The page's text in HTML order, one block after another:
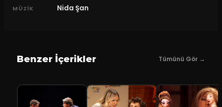
MÜZIK
Nida Şan
Benzer İçerikler Tümünü Gör →